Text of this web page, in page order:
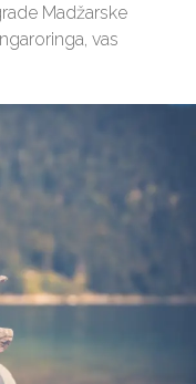
Madžarske
vas